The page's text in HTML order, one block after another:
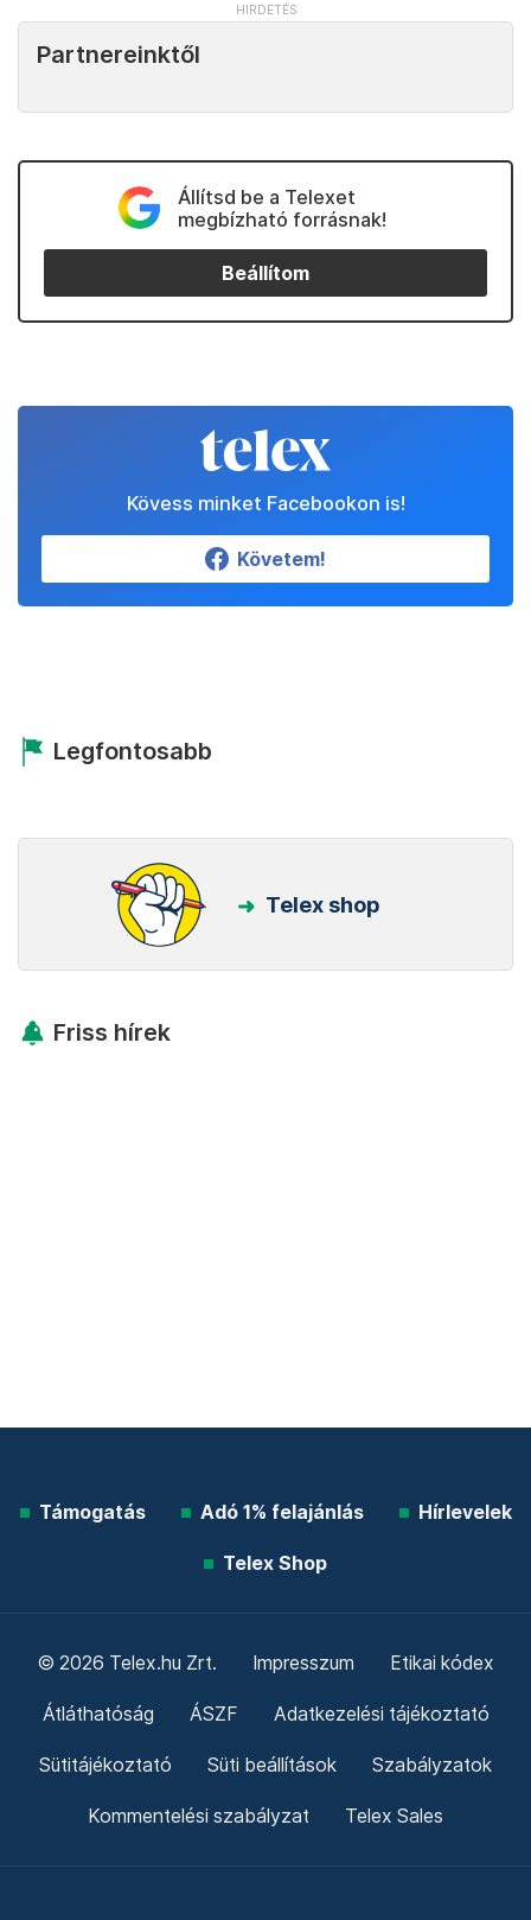
Partnereinktől
Állítsd be a Telexet
megbízható forrásnak!
Beállítom
Kövess minket Facebookon is!
Követem!
Legfontosabb
Telex shop
Friss hírek
Támogatás Adó 1% felajánlás Hírlevelek
Telex Shop
© 2026 Telex.hu Zrt. Impresszum Etikai kódex
Átláthatóság ÁSZF Adatkezelési tájékoztató
Sütitájékoztató Süti beállítások Szabályzatok
Kommentelési szabályzat Telex Sales